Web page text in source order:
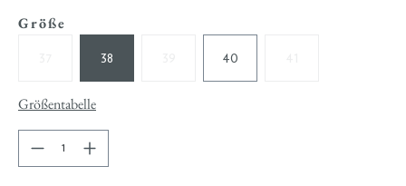
Größe
38 40
Größentabelle